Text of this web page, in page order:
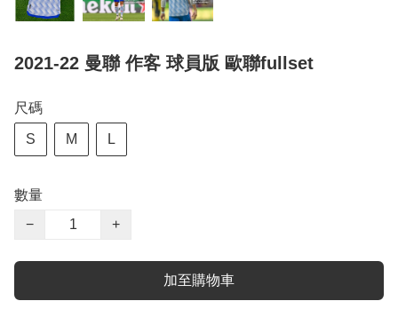
2021-22 曼聯 作客 球員版 歐聯fullset
尺碼
S M L
數量
−
+
加至購物車